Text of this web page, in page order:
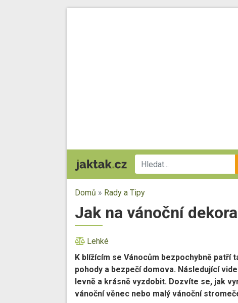
Domů » Rady a Tipy
Jak na vánoční
Lehké
K blížícím se Vánocům bezpochybně
pohody a bezpečí domova. Následující
levně a krásně vyzdobit. Dozvíte se, jak
vánoční věnec nebo malý vánoční